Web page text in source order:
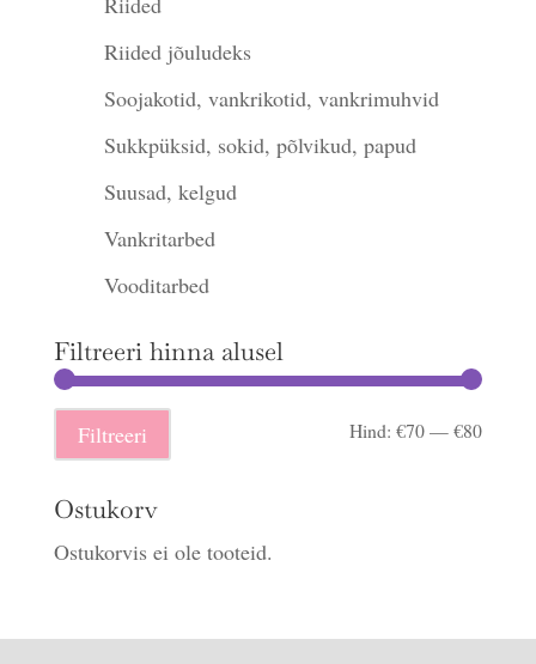
Riided jõuludeks
Soojakotid, vankrikotid, vankrimuhvid
Sukkpüksid, sokid, põlvikud, papud
Suusad, kelgud
Vankritarbed
Vooditarbed
Filtreeri hinna alusel
Filtreeri Hind:€70—€80
Ostukorv
Ostukorvis ei ole tooteid.